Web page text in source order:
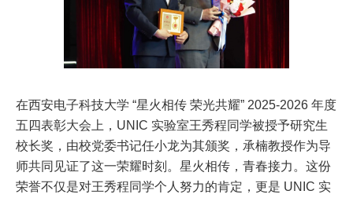
在西安电子科技大学 “星火相传 荣光共耀” 2025-2026 年度
五四表彰大会上，UNIC 实验室王秀程同学被授予研究生
校长奖，由校党委书记任小龙为其颁奖，承楠教授作为导
师共同见证了这一荣耀时刻。星火相传，青春接力。这份
荣誉不仅是对王秀程同学个人努力的肯定，更是 UNIC 实